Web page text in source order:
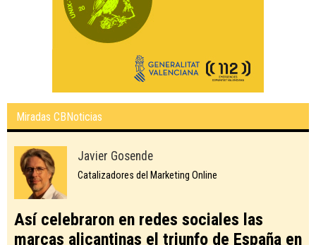
Miradas CBNoticias
Javier Gosende
Catalizadores del Marketing Online
Así celebraron en redes sociales las
marcas alicantinas el triunfo de España en